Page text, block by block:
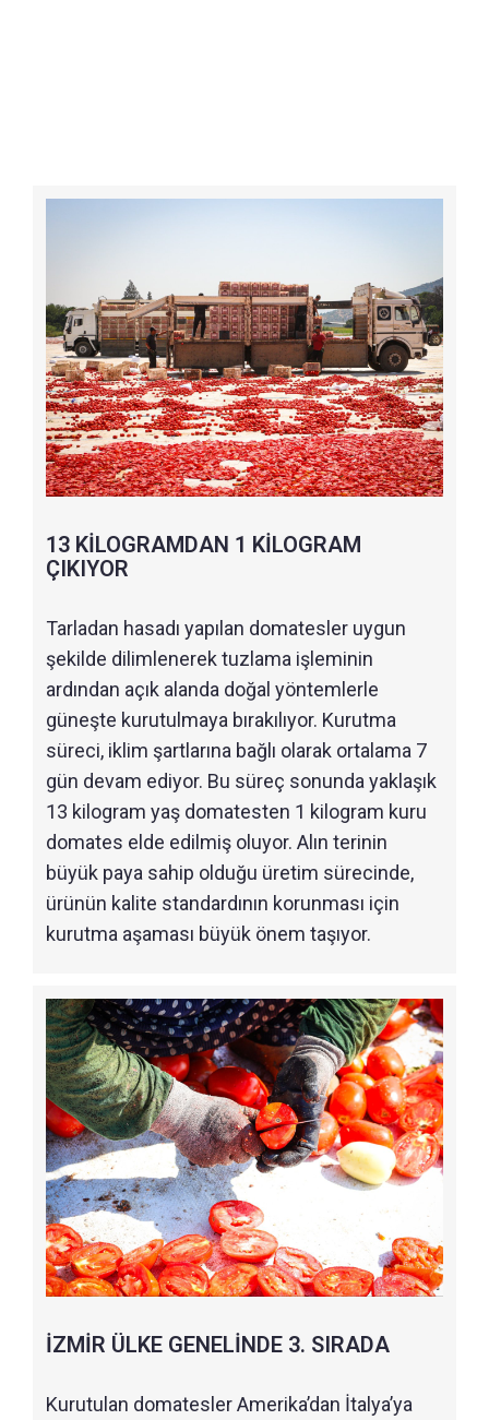
13 KİLOGRAMDAN 1 KİLOGRAM
ÇIKIYOR
Tarladan hasadı yapılan domatesler uygun
şekilde dilimlenerek tuzlama işleminin
ardından açık alanda doğal yöntemlerle
güneşte kurutulmaya bırakılıyor. Kurutma
süreci, iklim şartlarına bağlı olarak ortalama 7
gün devam ediyor. Bu süreç sonunda yaklaşık
13 kilogram yaş domatesten 1 kilogram kuru
domates elde edilmiş oluyor. Alın terinin
büyük paya sahip olduğu üretim sürecinde,
ürünün kalite standardının korunması için
kurutma aşaması büyük önem taşıyor.
İZMİR ÜLKE GENELİNDE 3. SIRADA
Kurutulan domatesler Amerika’dan İtalya’ya